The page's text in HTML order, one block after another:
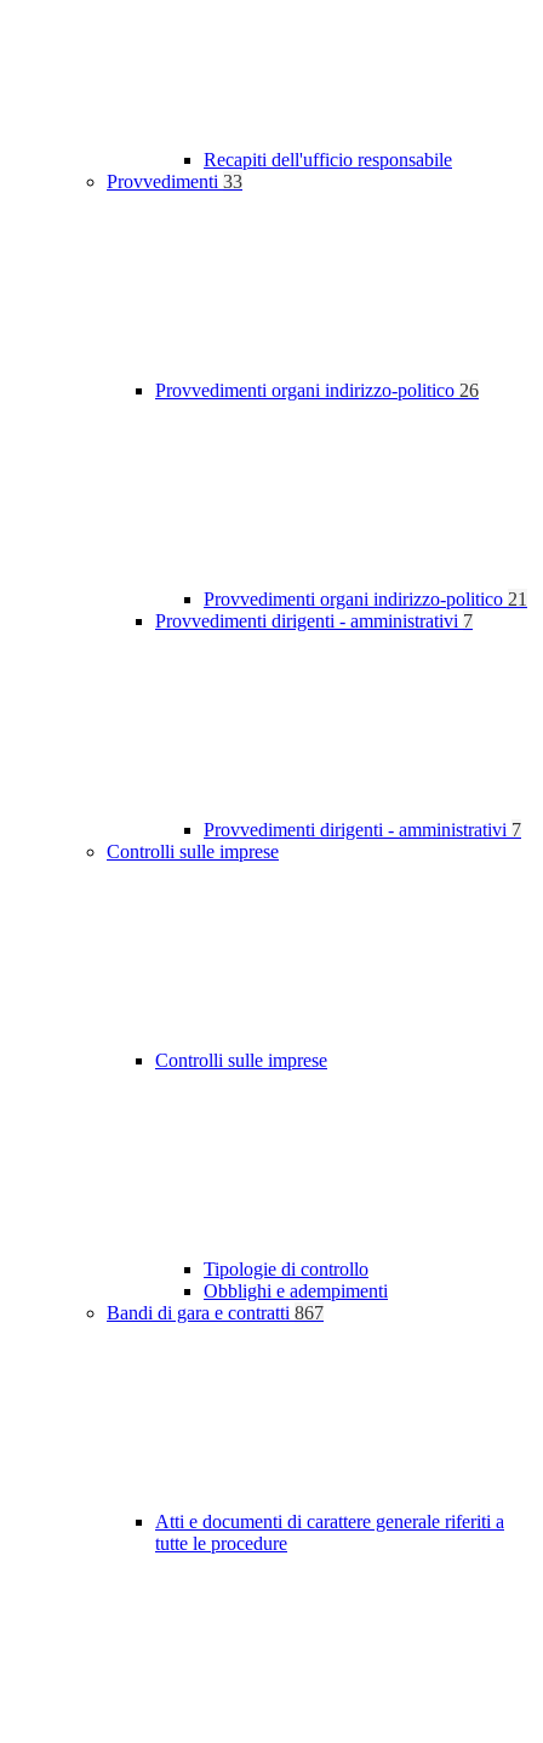
Recapiti dell'ufficio responsabile
Provvedimenti 33
Provvedimenti organi indirizzo-politico 26
Provvedimenti organi indirizzo-politico 21
Provvedimenti dirigenti - amministrativi 7
Provvedimenti dirigenti - amministrativi 7
Controlli sulle imprese
Controlli sulle imprese
Tipologie di controllo
Obblighi e adempimenti
Bandi di gara e contratti 867
Atti e documenti di carattere generale riferiti a
tutte le procedure